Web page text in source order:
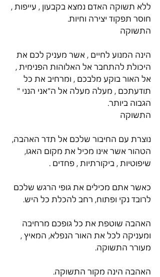
ללא תשוקה האדם נמצא בקבעון , עייפות ,
חוסר תפקוד יצירה וחיות.
התשוקה
הינה המנוע לחיים , אשר מעניק לכם את
היכולת להתחבר אל האלוהות הפנימית ,
אל האור בוקע מלבכם , ומרחיב את כל
תודעתכם , מעלה מעלה אל ה"אני הנני "
הגבוה ביותר.
התשוקה
נוצרת עם החיבור שלכם אל תדר האהבה,
הטהור אשר אינו מכיל את מקום האגו,
שיפוטיות , ביקורתיות , פחדים .
כאשר אתם מכילים את גופי הרגש שלכם
לרובד נקי ופתוח, רחב להכלת כל היש.
האהבה שוטפת את כל גופכם מרחיבה
ומעניקה לכל את האור הנפלא, המאיץ ,
מעורר התשוקה.
האהבה הינה מקור התשוקה.